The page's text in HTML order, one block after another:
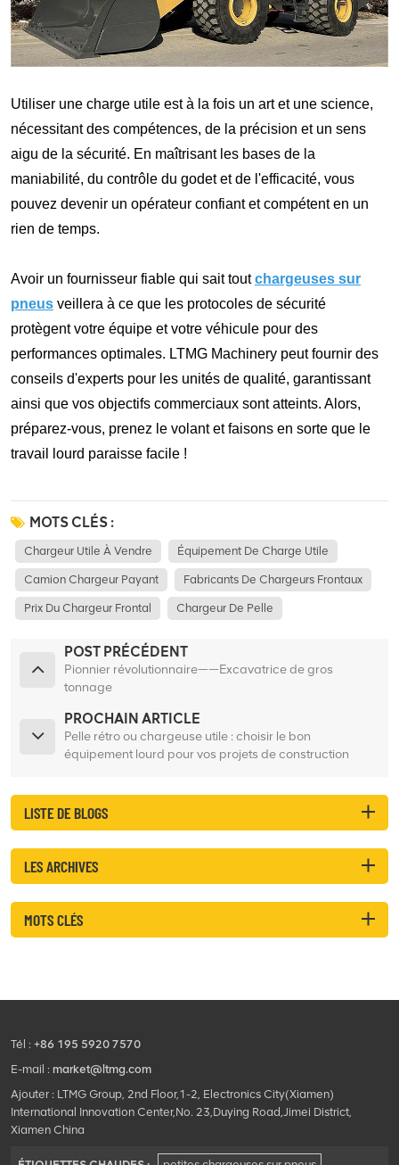
Utiliser une charge utile est à la fois un art et une science,
nécessitant des compétences, de la précision et un sens
aigu de la sécurité. En maîtrisant les bases de la
maniabilité, du contrôle du godet et de l'efficacité, vous
pouvez devenir un opérateur confiant et compétent en un
rien de temps.
Avoir un fournisseur fiable qui sait tout chargeuses sur
pneus veillera à ce que les protocoles de sécurité
protègent votre équipe et votre véhicule pour des
performances optimales. LTMG Machinery peut fournir des
conseils d'experts pour les unités de qualité, garantissant
ainsi que vos objectifs commerciaux sont atteints. Alors,
préparez-vous, prenez le volant et faisons en sorte que le
travail lourd paraisse facile !
MOTS CLÉS :
Chargeur Utile À Vendre Équipement De Charge Utile
Camion Chargeur Payant Fabricants De Chargeurs Frontaux
Prix Du Chargeur Frontal Chargeur De Pelle
POST PRÉCÉDENT
Pionnier révolutionnaire——Excavatrice de gros
tonnage
PROCHAIN ARTICLE
Pelle rétro ou chargeuse utile : choisir le bon
équipement lourd pour vos projets de construction
LISTE DE BLOGS
LES ARCHIVES
MOTS CLÉS
Tél : +86 195 5920 7570
E-mail : market@ltmg.com
Ajouter : LTMG Group, 2nd Floor,1-2, Electronics City(Xiamen)
International Innovation Center,No. 23,Duying Road,Jimei District,
Xiamen China